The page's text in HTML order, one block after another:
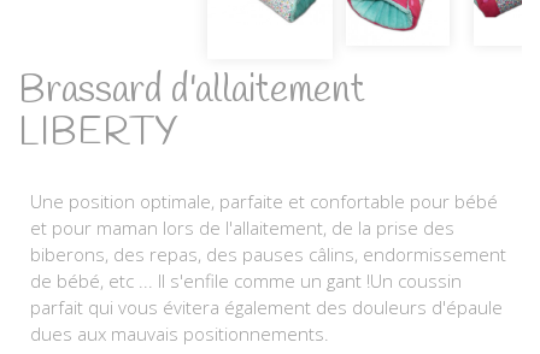
Brassard d'allaitement
LIBERTY
Une position optimale, parfaite et confortable pour bébé
et pour maman lors de l'allaitement, de la prise des
biberons, des repas, des pauses câlins, endormissement
de bébé, etc ... Il s'enfile comme un gant !Un coussin
parfait qui vous évitera également des douleurs d'épaule
dues aux mauvais positionnements.